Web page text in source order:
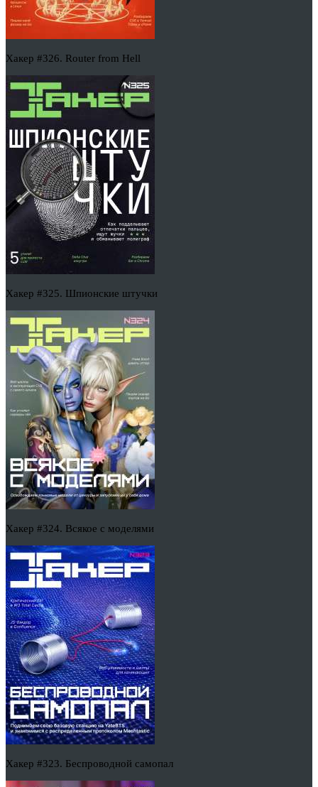
Хакер #326. Router from Hell
Хакер #325. Шпионские штучки
Хакер #324. Всякое с моделями
Хакер #323. Беспроводной самопал